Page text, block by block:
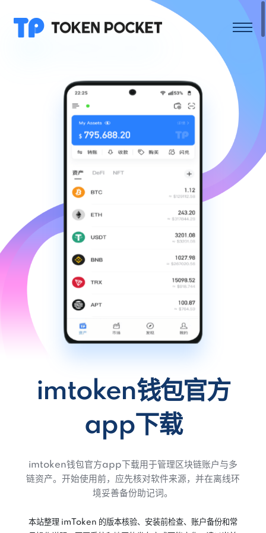
imtoken钱包官方
app下载
imtoken钱包官方app下载用于管理区块链账户与多
链资产。开始使用前，应先核对软件来源，并在离线环
境妥善备份助记词。
本站整理 imToken 的版本核验、安装前检查、账户备份和常